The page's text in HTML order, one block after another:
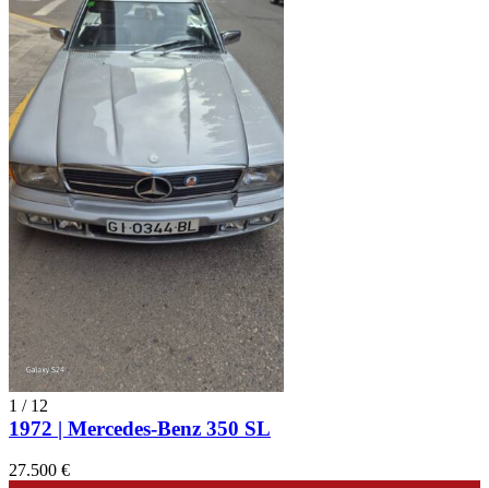
1 / 12
1972 | Mercedes-Benz 350 SL
27.500 €